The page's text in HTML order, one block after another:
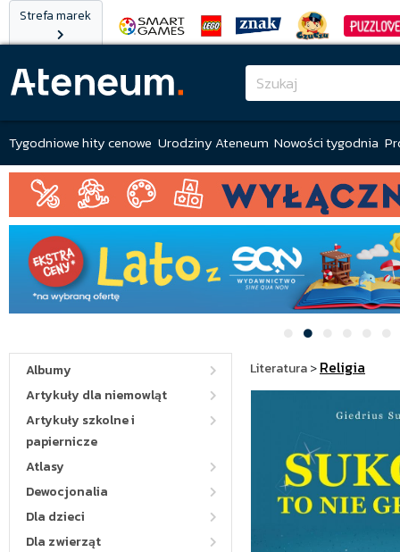
Strefa marek
Tygodniowe hity cenowe Urodziny Ateneum Nowości tygodnia
Albumy
Artykuły dla niemowląt
Artykuły szkolne i
papiernicze
Atlasy
Dewocjonalia
Dla dzieci
Dla zwierząt
Literatura>Religia